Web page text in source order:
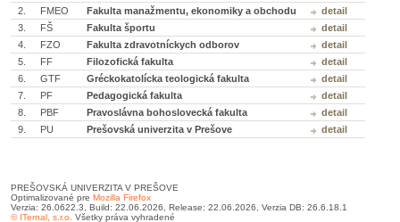
2.
FMEO Fakulta manažmentu, ekonomiky a obchodu
detail
3.
FŠ Fakulta športu
detail
4.
FZO Fakulta zdravotníckych odborov
detail
5.
FF Filozofická fakulta
detail
6.
GTF Gréckokatolícka teologická fakulta
detail
7.
PF Pedagogická fakulta
detail
8.
PBF Pravoslávna bohoslovecká fakulta
detail
9.
PU Prešovská univerzita v Prešove detail
PREŠOVSKÁ UNIVERZITA V PREŠOVE
Optimalizované pre Mozilla Firefox
Verzia: 26.0622.3, Build: 22.06.2026, Release: 22.06.2026, Verzia DB: 26.6.18.1
© ITernal, s.r.o. Všetky práva vyhradené